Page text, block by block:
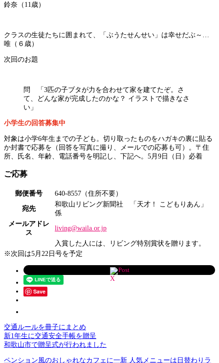
鈴奈（11歳）
クラスの生徒たちに囲まれて、「ぶうたせんせい」は幸せだぶ～…
唯（６歳）
次回のお題
問 「3匹の子ブタが力を合わせて家を建てたぞ。さ
て、どんな家が完成したのかな？ イラストで描きなさ
い」
小学生の回答募集中
対象は小学6年生までの子ども。切り取ったものをハガキの裏に貼る
か封書で応募を（回答を写真に撮り、メールでの応募も可）。〒住
所、氏名、年齢、電話番号を明記し、下記へ。5月9日（日）必着
ご応募
郵便番号 640-8557（住所不要）
宛先
和歌山リビング新聞社 「天才！ こどもりあん」
係
メールアドレ
ス
living@waila.or.jp
入賞した人には、リビング特別賞状を贈ります。
※次回は5月22日号を予定
Post
Save
交通ルールを冊子にまとめ
新1年生に交通安全手帳を贈呈
和歌山市で贈呈式が行われました
ペンション風のおしゃれなカフェに一新 人気メニューは日替わりラ